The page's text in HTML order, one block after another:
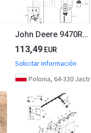
John Deere 9470RX - Wiązka przewodów RE534749 (Silnik)
113,49EUR
Solicitar información
Polonia, 64-330 Jastrzębniki